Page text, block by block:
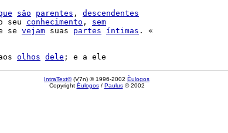
são parentes , descendentes
seu conhecimento , sem
se vejam suas partes íntimas . «
olhos dele
IntraText®(V7n) © 1996-2002 Èulogos
Copyright Èulogos/ Paulus© 2002